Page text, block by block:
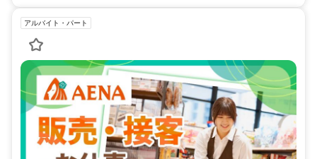
アルバイト・パート